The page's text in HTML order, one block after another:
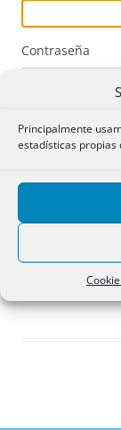
Principalmente
estadísticas propias
Contraseña
Acceder
Registro
¿Has